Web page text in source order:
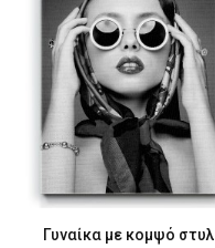
Γυναίκα με κομψό στυλ